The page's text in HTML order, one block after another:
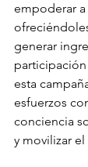
empoderar a
generar
esta
esfuerzos
conciencia
y movilizar